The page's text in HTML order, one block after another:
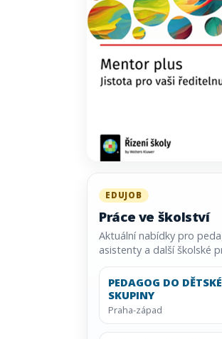
EDUJOB
Práce ve školství
Aktuální nabídky pro
asistenty a další školské
PEDAGOG DO DĚTSKÉ
SKUPINY
Praha-západ